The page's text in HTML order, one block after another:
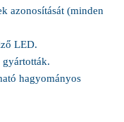
azonosítását (minden
LED.
gyártották.
hagyományos